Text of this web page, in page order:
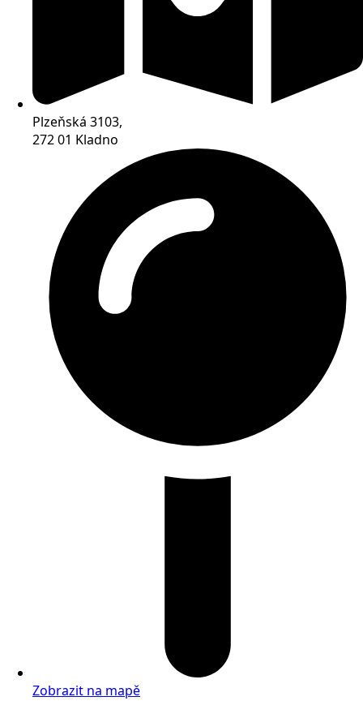
Plzeňská 3103,
272 01 Kladno
Zobrazit na mapě